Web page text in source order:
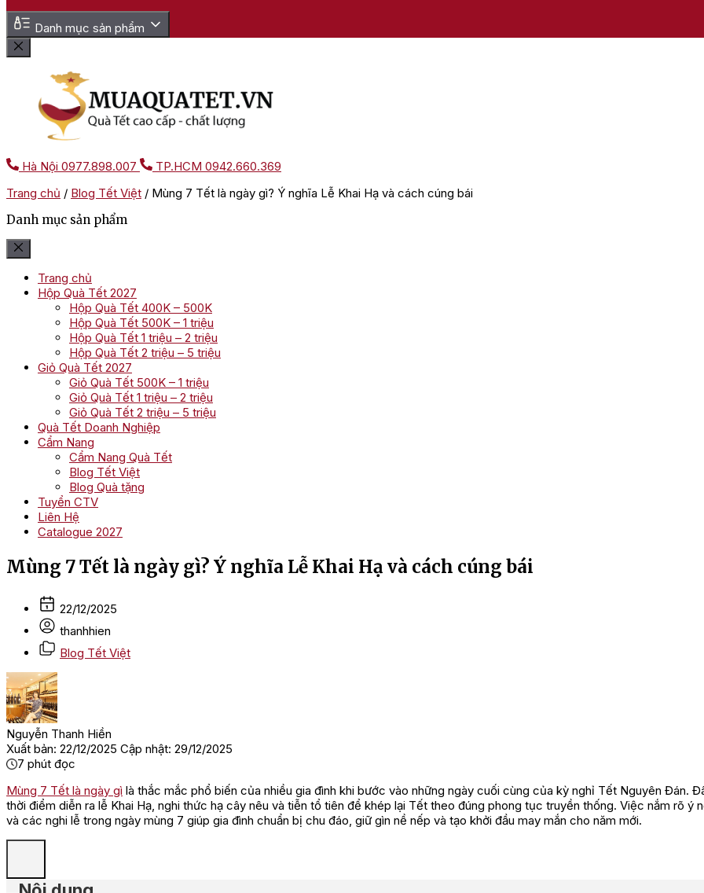
Danh mục sản phẩm
Hà Nội 0977.898.007 TP.HCM 0942.660.369
Trang chủ / Blog Tết Việt / Mùng 7 Tết là ngày gì? Ý nghĩa Lễ Khai Hạ và cách cúng bái
Danh mục sản phẩm
Trang chủ
Hộp Quà Tết 2027
Hộp Quà Tết 400K – 500K
Hộp Quà Tết 500K – 1 triệu
Hộp Quà Tết 1 triệu – 2 triệu
Hộp Quà Tết 2 triệu – 5 triệu
Giỏ Quà Tết 2027
Giỏ Quà Tết 500K – 1 triệu
Giỏ Quà Tết 1 triệu – 2 triệu
Giỏ Quà Tết 2 triệu – 5 triệu
Quà Tết Doanh Nghiệp
Cẩm Nang
Cẩm Nang Quà Tết
Blog Tết Việt
Blog Quà tặng
Tuyển CTV
Liên Hệ
Catalogue 2027
Mùng 7 Tết là ngày gì? Ý nghĩa Lễ Khai Hạ và cách cúng bái
22/12/2025
thanhhien
Blog Tết Việt
Nguyễn Thanh Hiền
Xuất bản: 22/12/2025 Cập nhật: 29/12/2025
7 phút đọc
Mùng 7 Tết là ngày gì là thắc mắc phổ biến của nhiều gia đình khi bước vào những ngày cuối cùng của kỳ nghỉ Tết Nguyên Đán.
thời điểm diễn ra lễ Khai Hạ, nghi thức hạ cây nêu và tiễn tổ tiên để khép lại Tết theo đúng phong tục truyền thống. Việc nắm rõ ý
và các nghi lễ trong ngày mùng 7 giúp gia đình chuẩn bị chu đáo, giữ gìn nề nếp và tạo khởi đầu may mắn cho năm mới.